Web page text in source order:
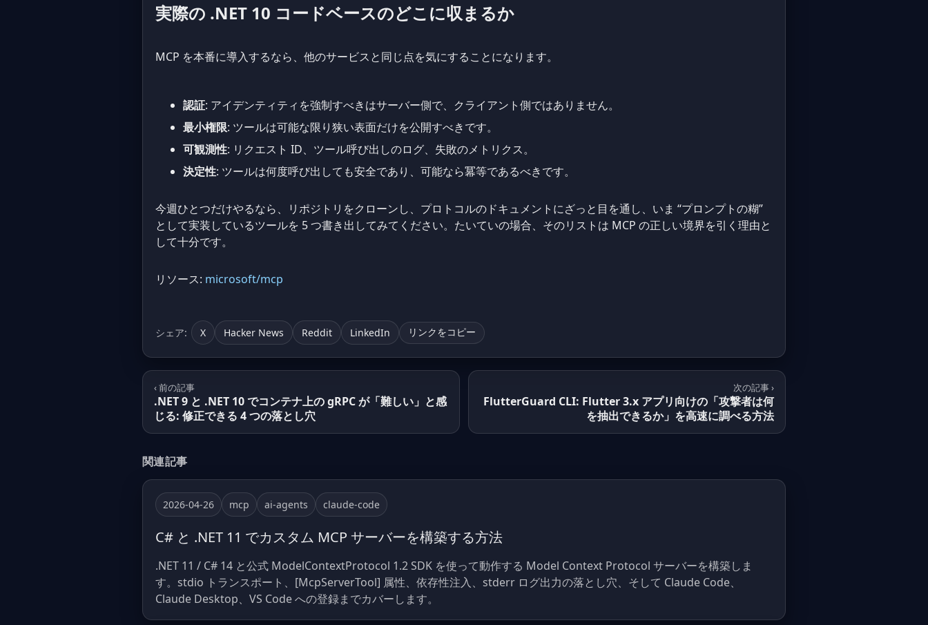
実際の .NET 10 コードベースのどこに収まるか
MCP を本番に導入するなら、他のサービスと同じ点を気にすることになります。
認証: アイデンティティを強制すべきはサーバー側で、クライアント側ではありません。
最小権限: ツールは可能な限り狭い表面だけを公開すべきです。
可観測性: リクエスト ID、ツール呼び出しのログ、失敗のメトリクス。
決定性: ツールは何度呼び出しても安全であり、可能なら冪等であるべきです。
今週ひとつだけやるなら、リポジトリをクローンし、プロトコルのドキュメントにざっと目を通し、いま “プロンプトの糊”
として実装しているツールを 5 つ書き出してみてください。たいていの場合、そのリストは MCP の正しい境界を引く理由と
して十分です。
リソース: microsoft/mcp
シェア: X Hacker News Reddit LinkedIn リンクをコピー
‹ 前の記事
.NET 9 と .NET 10 でコンテナ上の gRPC が「難しい」と感
じる: 修正できる 4 つの落とし穴
次の記事 ›
FlutterGuard CLI: Flutter 3.x アプリ向けの「攻撃者は何
を抽出できるか」を高速に調べる方法
関連記事
2026-04-26 mcp ai-agents claude-code
C# と .NET 11 でカスタム MCP サーバーを構築する方法
.NET 11 / C# 14 と公式 ModelContextProtocol 1.2 SDK を使って動作する Model Context Protocol サーバーを構築しま
す。stdio トランスポート、[McpServerTool] 属性、依存性注入、stderr ログ出力の落とし穴、そして Claude Code、
Claude Desktop、VS Code への登録までカバーします。